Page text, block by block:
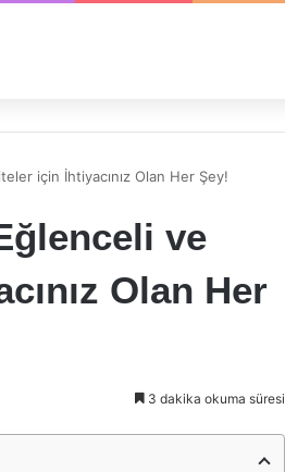
için İhtiyacınız Olan Her Şey!
ve
Olan Her
3 dakika okuma süresi